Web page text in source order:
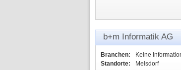
b+m Informatik AG
Branchen:
Keine
Standorte:
Melsdorf